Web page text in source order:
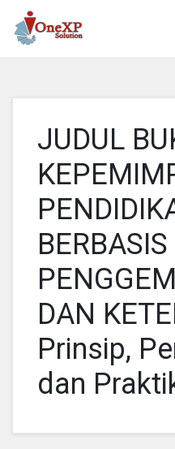
JUDUL
BERBASIS
DAN
Prinsip,
dan